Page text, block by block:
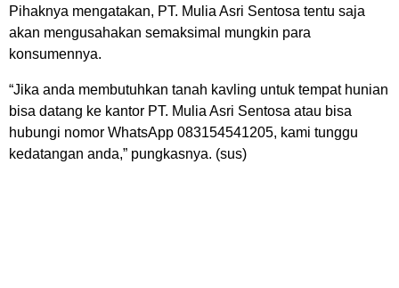
Pihaknya mengatakan, PT. Mulia Asri Sentosa tentu saja
akan mengusahakan semaksimal mungkin para
konsumennya.
“Jika anda membutuhkan tanah kavling untuk tempat hunian
bisa datang ke kantor PT. Mulia Asri Sentosa atau bisa
hubungi nomor WhatsApp 083154541205, kami tunggu
kedatangan anda,” pungkasnya. (sus)